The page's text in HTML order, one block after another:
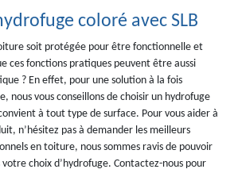
coloré avec SLB
soit protégée pour être fonctionnelle et
ces fonctions pratiques peuvent être aussi
? En effet, pour une solution à la fois
nous vous conseillons de choisir un hydrofuge
à tout type de surface. Pour vous aider à
n’hésitez pas à demander les meilleurs
en toiture, nous sommes ravis de pouvoir
choix d’hydrofuge. Contactez-nous pour